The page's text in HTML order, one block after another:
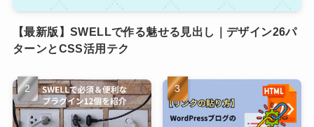
【最新版】SWELLで作る魅せる見出し｜デザイン26パ
ターンとCSS活用テク